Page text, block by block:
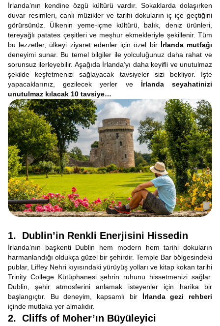
İrlanda’nın kendine özgü kültürü vardır. Sokaklarda dolaşırken
duvar resimleri, canlı müzikler ve tarihi dokuların iç içe geçtiğini
görürsünüz. Ülkenin yeme-içme kültürü, balık, deniz ürünleri,
tereyağlı patates çeşitleri ve meşhur ekmekleriyle şekillenir. Tüm
bu lezzetler, ülkeyi ziyaret edenler için özel bir İrlanda mutfağı
deneyimi sunar. Bu temel bilgiler ile yolculuğunuz daha rahat ve
sorunsuz ilerleyebilir. Aşağıda İrlanda’yı daha keyifli ve unutulmaz
şekilde keşfetmenizi sağlayacak tavsiyeler sizi bekliyor. İşte
yapacaklarınız, gezilecek yerler ve İrlanda seyahatinizi
unutulmaz kılacak 10 tavsiye…
1. Dublin’in Renkli Enerjisini Hissedin
İrlanda’nın başkenti Dublin hem modern hem tarihi dokuların
harmanlandığı oldukça güzel bir şehirdir. Temple Bar bölgesindeki
publar, Liffey Nehri kıyısındaki yürüyüş yolları ve kitap kokan tarihi
Trinity College Kütüphanesi şehrin ruhunu hissetmenizi sağlar.
Dublin, şehir atmosferini anlamak isteyenler için harika bir
başlangıçtır. Bu deneyim, kapsamlı bir İrlanda gezi rehberi
içinde mutlaka yer almalıdır.
2. Cliffs of Moher’ın Büyüleyici